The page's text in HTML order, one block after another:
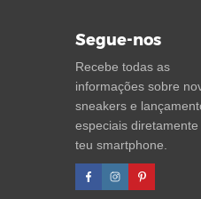
Segue-nos
Recebe todas as
informações sobre
sneakers e
especiais diretamente
teu smartphone.